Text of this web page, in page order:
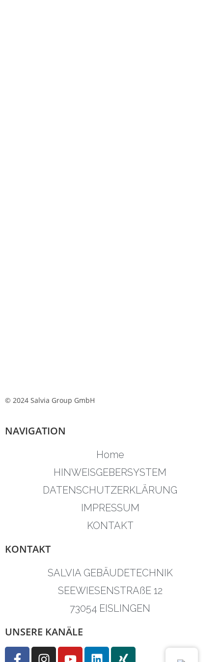
© 2024 Salvia Group GmbH
NAVIGATION
Home
HINWEISGEBERSYSTEM
DATENSCHUTZERKLÄRUNG
IMPRESSUM
KONTAKT
KONTAKT
SALVIA GEBÄUDETECHNIK
SEEWIESENSTRAßE 12
73054 EISLINGEN
UNSERE KANÄLE